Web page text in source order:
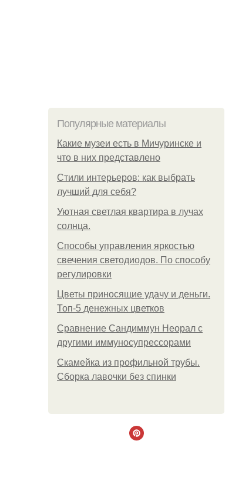
Популярные материалы
Какие музеи есть в Мичуринске и
что в них представлено
Стили интерьеров: как выбрать
лучший для себя?
Уютная светлая квартира в лучах
солнца.
Способы управления яркостью
свечения светодиодов. По способу
регулировки
Цветы приносящие удачу и деньги.
Топ-5 денежных цветков
Сравнение Сандиммун Неорал с
другими иммуносупрессорами
Скамейка из профильной трубы.
Сборка лавочки без спинки